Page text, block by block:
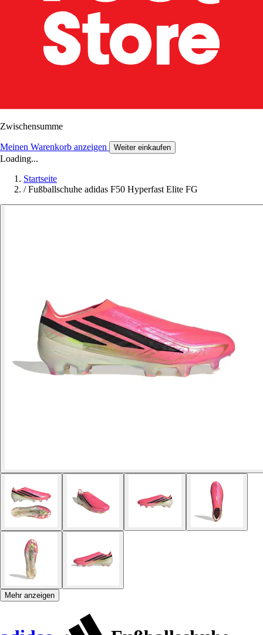
Zwischensumme
Meinen Warenkorb anzeigen Weiter einkaufen
Loading...
Startseite
/ Fußballschuhe adidas F50 Hyperfast Elite FG
Mehr anzeigen